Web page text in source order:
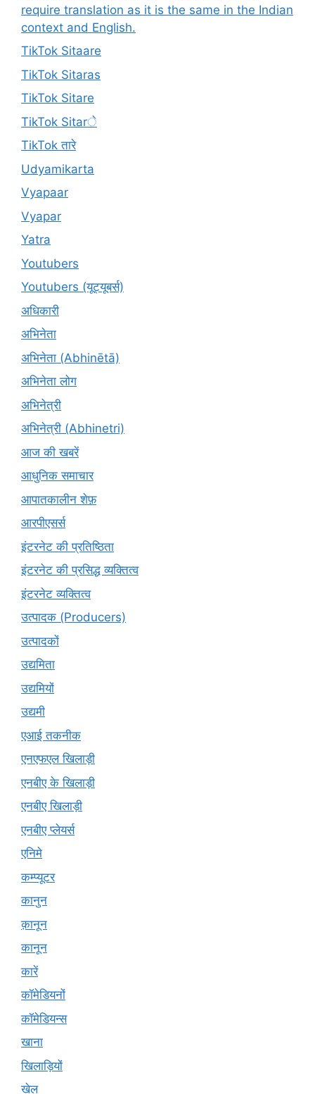
require translation as it is the same in the Indian
context and English.
TikTok Sitaare
TikTok Sitaras
TikTok Sitare
TikTok Sitarे
TikTok तारे
Udyamikarta
Vyapaar
Vyapar
Yatra
Youtubers
Youtubers (यूट्यूबर्स)
अधिकारी
अभिनेता
अभिनेता (Abhinētā)
अभिनेता लोग
अभिनेत्री
अभिनेत्री (Abhinetri)
आज की खबरें
आधुनिक समाचार
आपातकालीन शेफ़
आरपीएसर्स
इंटरनेट की प्रतिष्ठिता
इंटरनेट की प्रसिद्ध व्यक्तित्व
इंटरनेट व्यक्तित्व
उत्पादक (Producers)
उत्पादकों
उद्यमिता
उद्यमियों
उद्यमी
एआई तकनीक
एनएफएल खिलाड़ी
एनबीए के खिलाड़ी
एनबीए खिलाड़ी
एनबीए प्लेयर्स
एनिमे
कम्प्यूटर
कानुन
क़ानून
कानून
कारें
कॉमेडियनों
कॉमेडियन्स
खाना
खिलाड़ियों
खेल